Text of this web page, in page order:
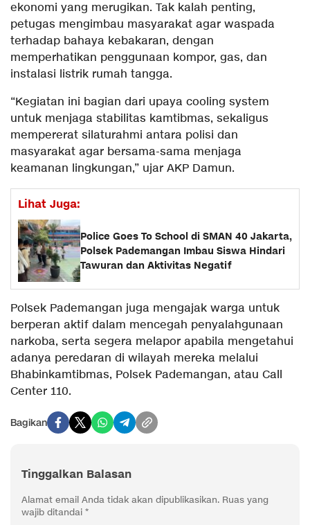
ekonomi yang merugikan. Tak kalah penting,
petugas mengimbau masyarakat agar waspada
terhadap bahaya kebakaran, dengan
memperhatikan penggunaan kompor, gas, dan
instalasi listrik rumah tangga.
“Kegiatan ini bagian dari upaya cooling system
untuk menjaga stabilitas kamtibmas, sekaligus
mempererat silaturahmi antara polisi dan
masyarakat agar bersama-sama menjaga
keamanan lingkungan,” ujar AKP Damun.
Lihat Juga:
Police Goes To School di SMAN 40 Jakarta,
Polsek Pademangan Imbau Siswa Hindari
Tawuran dan Aktivitas Negatif
Polsek Pademangan juga mengajak warga untuk
berperan aktif dalam mencegah penyalahgunaan
narkoba, serta segera melapor apabila mengetahui
adanya peredaran di wilayah mereka melalui
Bhabinkamtibmas, Polsek Pademangan, atau Call
Center 110.
Bagikan
Tinggalkan Balasan
Alamat email Anda tidak akan dipublikasikan. Ruas yang
wajib ditandai *